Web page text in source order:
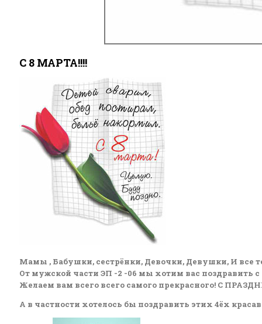
С 8 МАРТА!!!!
Мамы , Бабушки, сестрёнки, Девочки, Девушки, И все
От мужской части ЭП -2 -06 мы хотим вас поздравить
Желаем вам всего всего самого прекрасного! С
А в частности хотелось бы поздравить этих 4ёх